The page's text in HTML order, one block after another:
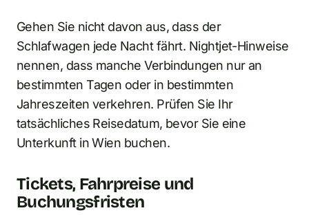
Gehen Sie nicht davon aus, dass der
Schlafwagen jede Nacht fährt. Nightjet-Hinweise
nennen, dass manche Verbindungen nur an
bestimmten Tagen oder in bestimmten
Jahreszeiten verkehren. Prüfen Sie Ihr
tatsächliches Reisedatum, bevor Sie eine
Unterkunft in Wien buchen.
Tickets, Fahrpreise und
Buchungsfristen